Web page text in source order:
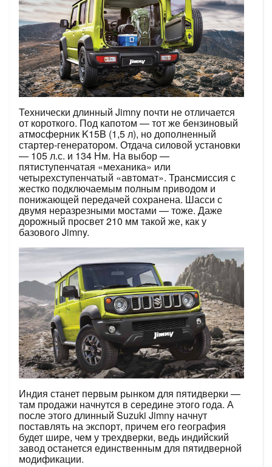
Технически длинный Jimny почти не отличается
от короткого. Под капотом — тот же бензиновый
атмосферник K15B (1,5 л), но дополненный
стартер-генератором. Отдача силовой установки
— 105 л.с. и 134 Нм. На выбор —
пятиступенчатая «механика» или
четырехступенчатый «автомат». Трансмиссия с
жестко подключаемым полным приводом и
понижающей передачей сохранена. Шасси с
двумя неразрезными мостами — тоже. Даже
дорожный просвет 210 мм такой же, как у
базового Jimny.
Индия станет первым рынком для пятидверки —
там продажи начнутся в середине этого года. А
после этого длинный Suzuki Jimny начнут
поставлять на экспорт, причем его география
будет шире, чем у трехдверки, ведь индийский
завод останется единственным для пятидверной
модификации.